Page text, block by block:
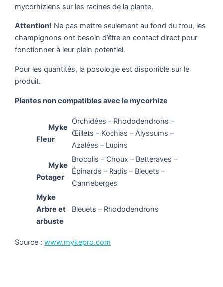
mycorhiziens sur les racines de la plante.
Attention! Ne pas mettre seulement au fond du trou, les
champignons ont besoin d’être en contact direct pour
fonctionner à leur plein potentiel.
Pour les quantités, la posologie est disponible sur le
produit.
Plantes non compatibles avec le mycorhize
Myke
Fleur
Orchidées – Rhododendrons –
Œillets – Kochias – Alyssums –
Azalées – Lupins
Myke
Potager
Brocolis – Choux – Betteraves –
Épinards – Radis – Bleuets –
Canneberges
Myke
Arbre et
arbuste
Bleuets – Rhododendrons
Source :www.mykepro.com